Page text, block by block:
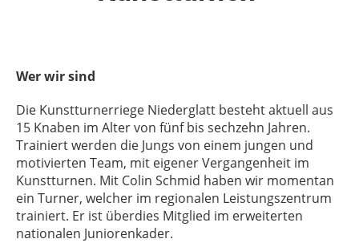
Wer wir sind
Die Kunstturnerriege Niederglatt besteht aktuell aus
15 Knaben im Alter von fünf bis sechzehn Jahren.
Trainiert werden die Jungs von einem jungen und
motivierten Team, mit eigener Vergangenheit im
Kunstturnen. Mit Colin Schmid haben wir momentan
ein Turner, welcher im regionalen Leistungszentrum
trainiert. Er ist überdies Mitglied im erweiterten
nationalen Juniorenkader.